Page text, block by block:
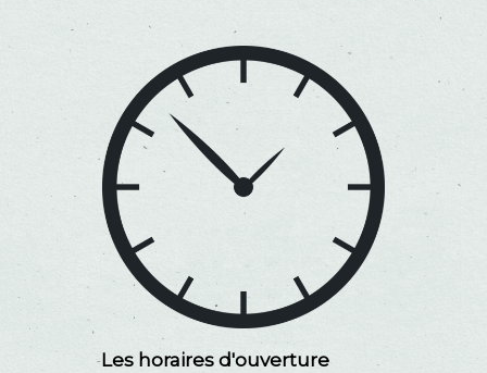
Les horaires d'ouverture